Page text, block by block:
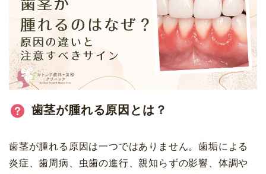
歯茎が腫れる原因とは？
歯茎が腫れる原因は一つではありません。歯垢による
炎症、歯周病、虫歯の進行、親知らずの影響、体調や